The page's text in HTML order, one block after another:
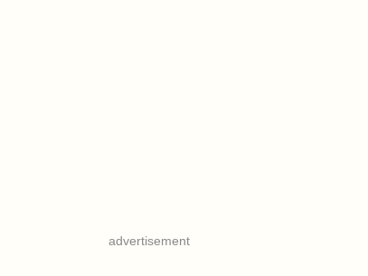
advertisement